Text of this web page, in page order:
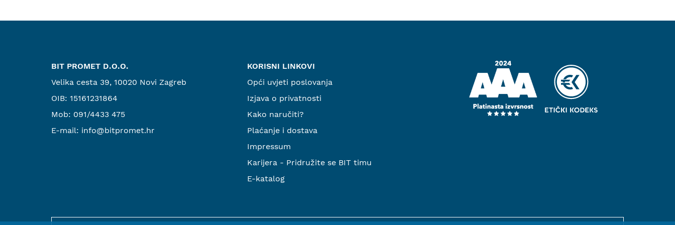
BIT PROMET D.O.O.
Velika cesta 39, 10020 Novi Zagreb
OIB: 15161231864
Mob: 091/4433 475
E-mail: info@bitpromet.hr
KORISNI LINKOVI
Opći uvjeti poslovanja
Izjava o privatnosti
Kako naručiti?
Plaćanje i dostava
Impressum
Karijera - Pridružite se BIT timu
E-katalog